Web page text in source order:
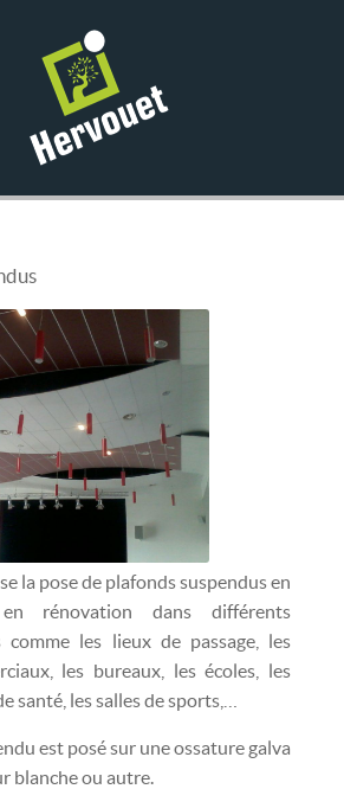
la pose de plafonds suspendus en
rénovation dans différents
comme les lieux de passage, les
les bureaux, les écoles, les
santé, les salles de sports,…
est posé sur une ossature galva
blanche ou autre.